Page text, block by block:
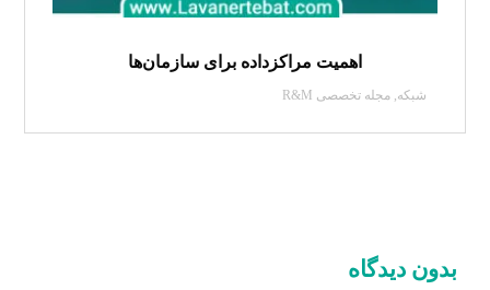
اهمیت مراکزداده برای سازمان‌ها
شبکه,مجله تخصصی R&M
بدون دیدگاه